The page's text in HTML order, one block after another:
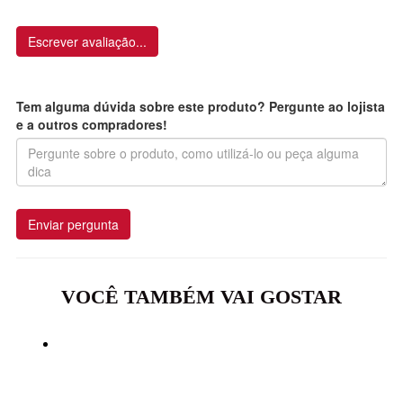
Escrever avaliação...
Tem alguma dúvida sobre este produto? Pergunte ao lojista
e a outros compradores!
Enviar pergunta
VOCÊ TAMBÉM VAI GOSTAR